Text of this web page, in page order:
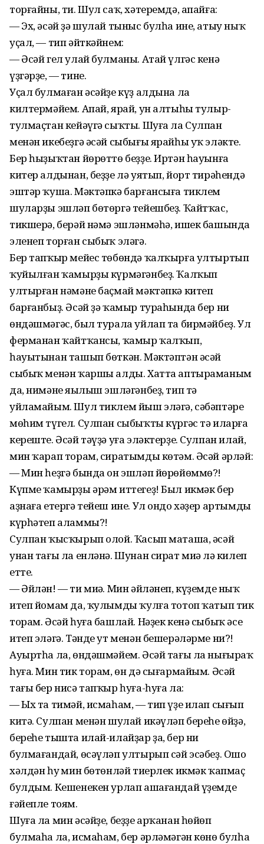
торғайны, ти. Шул саҡ, хәтеремдә, апайға:
— Эх, әсәй ҙә шулай тыныс булһа ине, атыу ныҡ
уҫал, — тип әйткәйнем:
— Әсәй гел улай булманы. Атай үлгәс кенә
үҙгәрҙе, — тине.
Уҫал булмаған әсәйҙе күҙ алдына ла
килтермәйем. Апай, ярай, ун алтыһы тулыр-
тулмаҫтан кейәүгә сыҡты. Шуға ла Сулпан
менән икебеҙгә әсәй сыбығы ярайһы уҡ эләкте.
Бер һыҙыҡтан йөрөттө беҙҙе. Иртән һауынға
китер алдынан, беҙҙе лә уятып, йорт тирәһендә
эштәр ҡуша. Мәктәпкә барғансыға тиклем
шуларҙы эшләп бөтөргә тейешбеҙ. Ҡайтҡас,
тикшерә, берәй нәмә эшләнмәһә, ишек башында
эленеп торған сыбыҡ эләгә.
Бер тапҡыр мейес төбөндә ҡалҡырға ултыртып
ҡуйылған ҡамырҙы күрмәгәнбеҙ. Ҡалҡып
ултырған нәмәне баҫмай мәктәпкә китеп
барғанбыҙ. Әсәй ҙә ҡамыр тураһында бер ни
өндәшмәгәс, был турала уйлап та бирмәйбеҙ. Ул
ферманан ҡайтҡансы, ҡамыр ҡалҡып,
һауытынан ташып бөткән. Мәктәптән әсәй
сыбыҡ менән ҡаршы алды. Хатта аптыраманым
да, нимәне яңылыш эшләгәнбеҙ, тип тә
уйламайым. Шул тиклем йыш эләгә, сәбәптәре
мөһим түгел. Сулпан сыбыҡты күргәс тә иларға
кереште. Әсәй тәүҙә уға эләктерҙе. Сулпан илай,
мин ҡарап торам, сиратымды көтәм. Әсәй әрләй:
— Мин һеҙгә бында он эшләп йөрөйөммө?!
Күпме ҡамырҙы әрәм иттегеҙ! Был икмәк бер
аҙнаға етергә тейеш ине. Ул ондо хәҙер артымды
күрһәтеп аламмы?!
Сулпан ҡысҡырып олой. Ҡасып маташа, әсәй
унан тағы ла енләнә. Шунан сират миңә лә килеп
етте.
— Әйлән! — ти миңә. Мин әйләнеп, күҙемде ныҡ
итеп йомам да, ҡулымды ҡулға тотоп ҡатып тик
торам. Әсәй һуға башлай. Нәҙек кенә сыбыҡ әсе
итеп эләгә. Тәнде ут менән бешерәләрме ни?!
Ауыртһа ла, өндәшмәйем. Әсәй тағы ла нығыраҡ
һуға. Мин тик торам, өн дә сығармайым. Әсәй
тағы бер нисә тапҡыр һуға-һуға ла:
— Ых та тимәй, исмаһам, — тип үҙе илап сығып
китә. Сулпан менән шулай икәүләп береһе өйҙә,
береһе тышта илай-илайҙар ҙа, бер ни
булмағандай, өсәүләп ултырып сәй эсәбеҙ. Ошо
хәлдән һуң мин бөтөнләй тиерлек икмәк ҡапмаҫ
булдым. Кешенекен урлап ашағандай үҙемде
ғәйепле тоям.
Шуға ла мин әсәйҙе, беҙҙе арҡанан һөйөп
булмаһа ла, исмаһам, бер әрләмәгән көнө булһа